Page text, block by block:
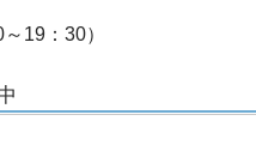
19：30）